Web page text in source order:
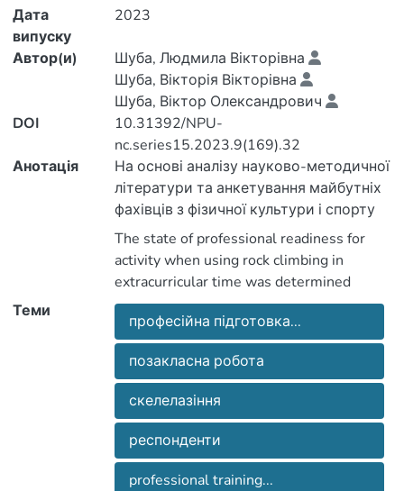
Дата
випуску
2023
Автор(и)
Шуба, Людмила Вікторівна
Шуба, Вікторія Вікторівна
Шуба, Віктор Олександрович
DOI
10.31392/NPU-
nc.series15.2023.9(169).32
Анотація
На основі аналізу науково-методичної
літератури та анкетування майбутніх
фахівців з фізичної культури і спорту
визначено стан професійної
готовності до діяльності при
використанні скелелазіння у
анкетування визначили мотивацію
учні до занять скелелазінням. Мета –
обґрунтувати необхідність
використання скелелазіння для
позакласної роботи в професійній
підготовці майбутніх фахівців з
фізичної культури і спорту. Методи:
аналіз науково-методичних джерел та
The state of professional readiness for
activity when using rock climbing in
extracurricular time was determined
based on the analysis of scientific and
methodological literature and
questionnaires of future specialists in
physical culture and sports. Important
aspects for specialists in physical culture
and sports are a high level of professional
training, the ability to combine theoretical
and practical aspects, constant
replenishment of knowledge and
Теми
професійна підготовка...
позакласна робота
скелелазіння
респонденти
professional training...